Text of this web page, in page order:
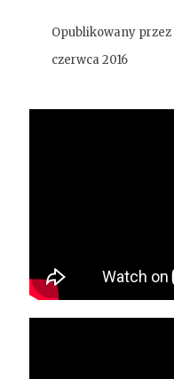
Opublikowany przez
czerwca 2016